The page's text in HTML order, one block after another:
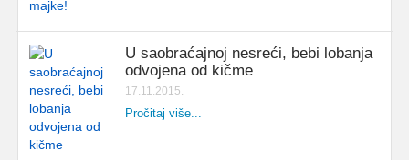
U saobraćajnoj nesreći, bebi lobanja
odvojena od kičme
17.11.2015.
Pročitaj više...